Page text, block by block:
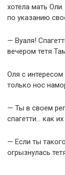
хотела мать
по указанию
— Вуаля!
вечером тетя
Оля с
только нос
— Ты в своем
спагетти… как
— Если ты
огрызнулась